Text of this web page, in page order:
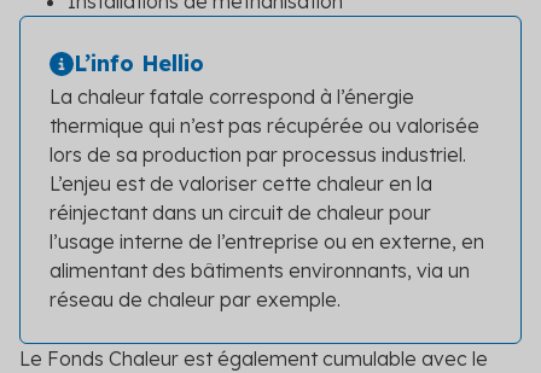
L’info Hellio
La chaleur fatale correspond à l’énergie
thermique qui n’est pas récupérée ou valorisée
lors de sa production par processus industriel.
L’enjeu est de valoriser cette chaleur en la
réinjectant dans un circuit de chaleur pour
l’usage interne de l’entreprise ou en externe, en
alimentant des bâtiments environnants, via un
réseau de chaleur par exemple.
Le Fonds Chaleur est également cumulable avec le